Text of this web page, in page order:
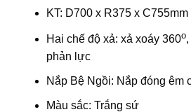
KT: D700 x R375 x C755mm
Hai chế độ xả: xả xoáy 360o,
phản lực
Nắp Bệ Ngồi: Nắp đóng êm
Màu sắc: Trắng sứ